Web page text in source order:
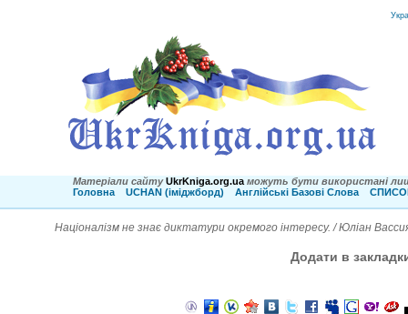
Матеріали сайту UkrKniga.org.ua можуть бути використані
Головна
UCHAN (іміджборд) Англійські Базові Слова
Націоналізм не знає диктатури окремого інтересу. / Юліан
Додати в